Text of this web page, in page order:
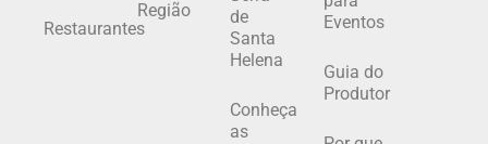
Restaurantes
Região
de
Santa
Helena
Conheça
as
Eventos
Guia do
Produtor